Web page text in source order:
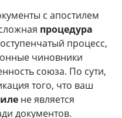
с апостилем
процедура
процесс,
чиновники
союза. По сути,
того, что ваш
не является
документов.